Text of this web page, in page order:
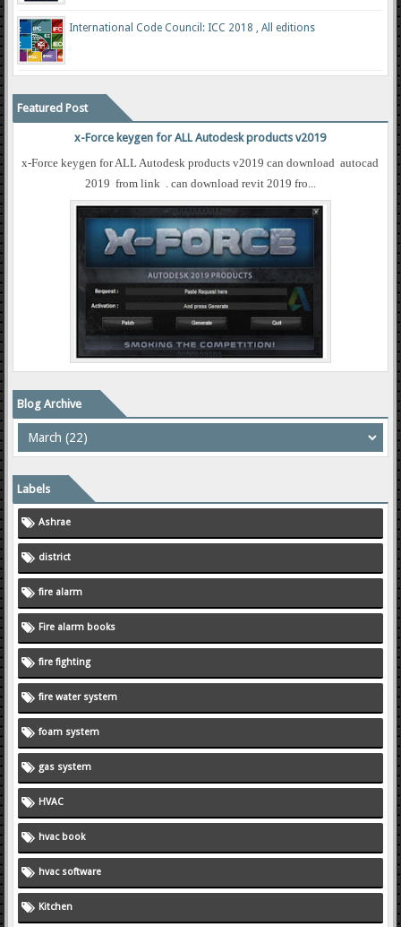
International Code Council: ICC 2018 , All editions
Featured Post
x-Force keygen for ALL Autodesk products v2019
x-Force keygen for ALL Autodesk products v2019 can download autocad
2019 from link . can download revit 2019 fro...
Blog Archive
Labels
Ashrae
district
fire alarm
Fire alarm books
fire fighting
fire water system
foam system
gas system
HVAC
hvac book
hvac software
Kitchen